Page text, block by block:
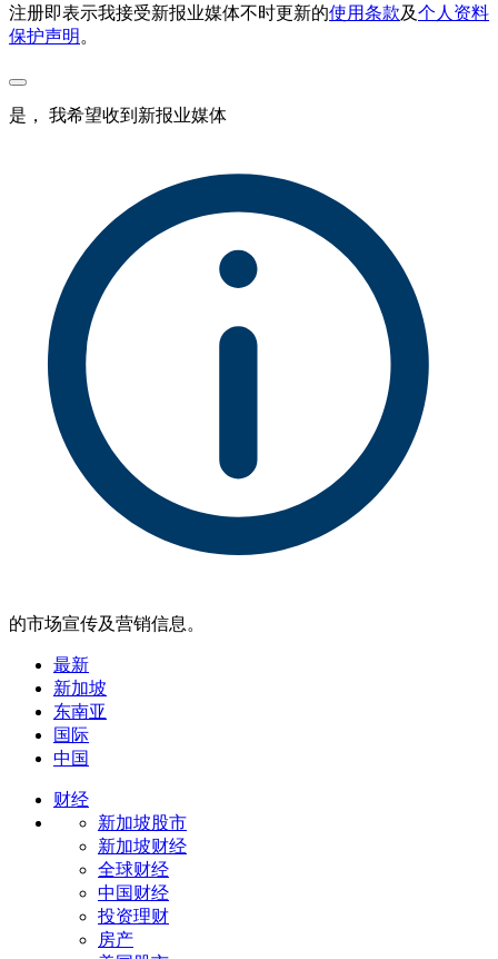
注册即表示我接受新报业媒体不时更新的使用条款及个人资料
保护声明 。
是， 我希望收到新报业媒体
的市场宣传及营销信息。
最新
新加坡
东南亚
国际
中国
财经
新加坡股市
新加坡财经
全球财经
中国财经
投资理财
房产